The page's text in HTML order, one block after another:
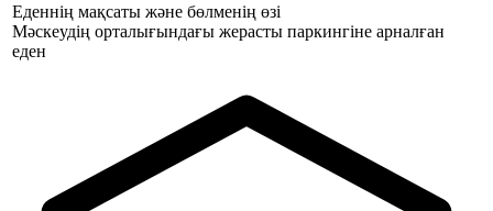
Еденнің мақсаты және бөлменің өзі
Мәскеудің орталығындағы жерасты паркингіне арналған
еден